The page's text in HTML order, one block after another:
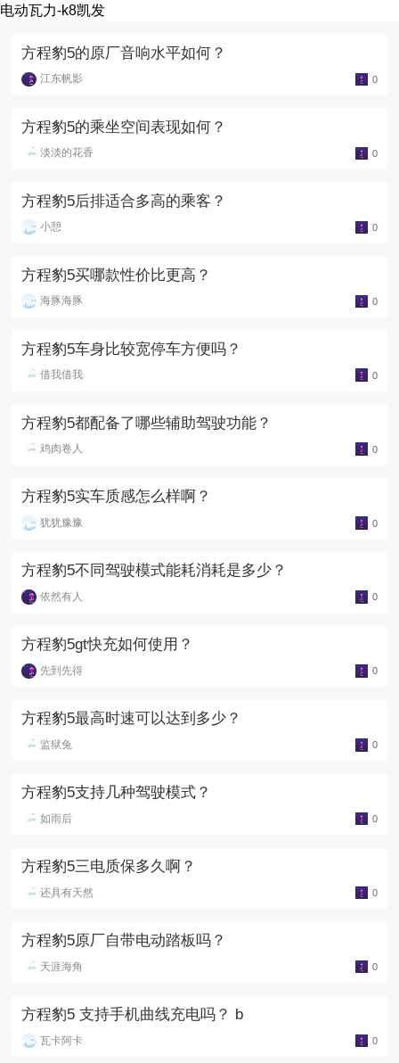
电动瓦力-k8凯发
方程豹5的原厂音响水平如何？
江东帆影 0
方程豹5的乘坐空间表现如何？
淡淡的花香 0
方程豹5后排适合多高的乘客？
小憩 0
方程豹5买哪款性价比更高？
海豚海豚 0
方程豹5车身比较宽停车方便吗？
借我借我 0
方程豹5都配备了哪些辅助驾驶功能？
鸡肉卷人 0
方程豹5实车质感怎么样啊？
犹犹豫豫 0
方程豹5不同驾驶模式能耗消耗是多少？
依然有人 0
方程豹5gt快充如何使用？
先到先得 0
方程豹5最高时速可以达到多少？
监狱兔 0
方程豹5支持几种驾驶模式？
如雨后 0
方程豹5三电质保多久啊？
还具有天然 0
方程豹5原厂自带电动踏板吗？
天涯海角 0
方程豹5 支持手机曲线充电吗？ b
瓦卡阿卡 0